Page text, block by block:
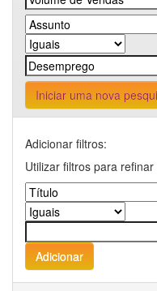
Iniciar uma nova
Adicionar filtros:
Utilizar filtros para